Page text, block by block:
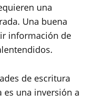
una
Una buena
información de
de escritura
es una inversión a